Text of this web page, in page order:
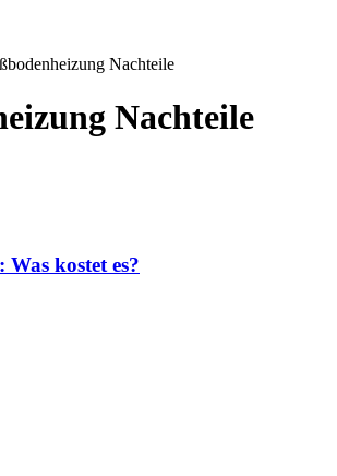
Nachteile
Nachteile
kostet es?